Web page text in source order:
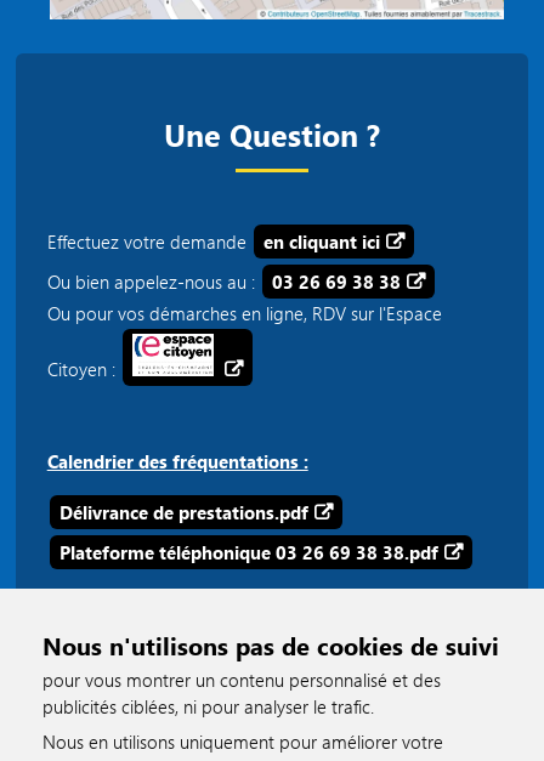
Nous n'utilisons pas de cookies de suivi
pour vous montrer un contenu personnalisé et des
publicités ciblées, ni pour analyser le trafic.
Nous en utilisons uniquement pour améliorer votre
Une Question ?
Effectuez votre demande
en cliquant ici
Ou bien appelez-nous au :
03 26 69 38 38
Ou pour vos démarches en ligne, RDV sur l'Espace
Citoyen :
Calendrier des fréquentations :
Délivrance de prestations.pdf
Plateforme téléphonique 03 26 69 38 38.pdf